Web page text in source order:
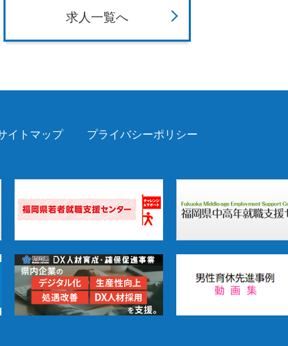
求人一覧へ
イトマップ プライバシーポリシー